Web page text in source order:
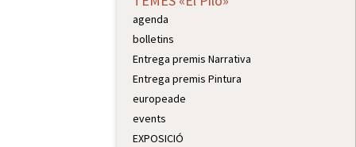
agenda
bolletins
Entrega premis Narrativa
Entrega premis Pintura
europeade
events
EXPOSICIÓ